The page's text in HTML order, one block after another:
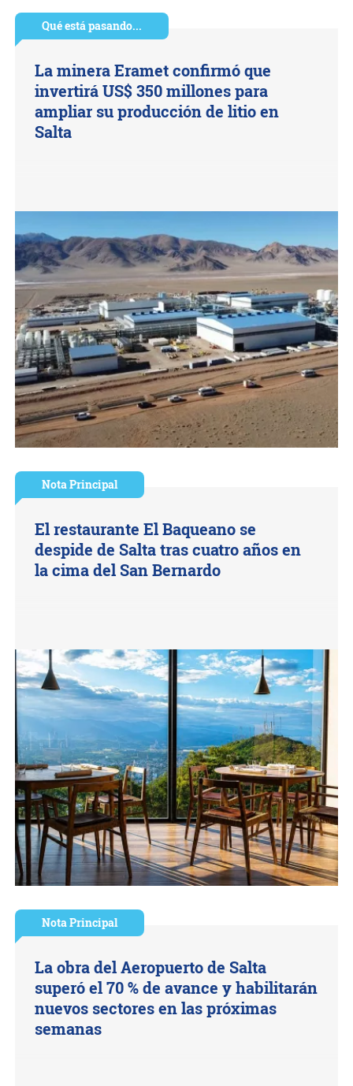
Qué está pasando...
La minera Eramet confirmó que
invertirá US$ 350 millones para
ampliar su producción de litio en
Salta
Nota Principal
El restaurante El Baqueano se
despide de Salta tras cuatro años en
la cima del San Bernardo
Nota Principal
La obra del Aeropuerto de Salta
superó el 70 % de avance y habilitarán
nuevos sectores en las próximas
semanas